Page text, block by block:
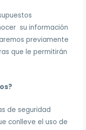
su información
previamente
que le permitirán
de seguridad
conlleve el uso de